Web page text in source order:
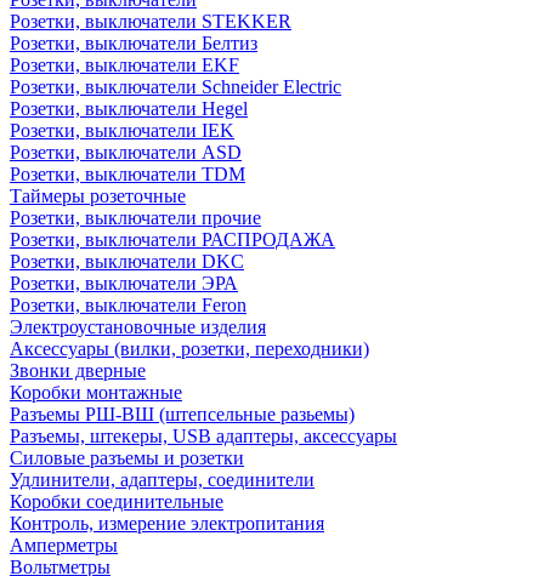
Розетки, выключатели STEKKER
Розетки, выключатели Белтиз
Розетки, выключатели EKF
Розетки, выключатели Schneider Electric
Розетки, выключатели Hegel
Розетки, выключатели IEK
Розетки, выключатели ASD
Розетки, выключатели TDM
Таймеры розеточные
Розетки, выключатели прочие
Розетки, выключатели РАСПРОДАЖА
Розетки, выключатели DKC
Розетки, выключатели ЭРА
Розетки, выключатели Feron
Электроустановочные изделия
Аксессуары (вилки, розетки, переходники)
Звонки дверные
Коробки монтажные
Разъемы РШ-ВШ (штепсельные разьемы)
Разъемы, штекеры, USB адаптеры, аксессуары
Силовые разъемы и розетки
Удлинители, адаптеры, соединители
Коробки соединительные
Контроль, измерение электропитания
Амперметры
Вольтметры